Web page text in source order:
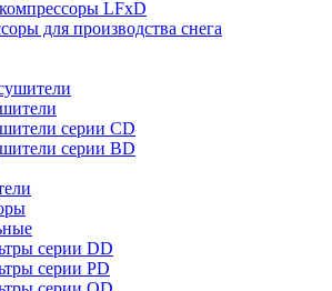
LFxD
для производства снега
серии CD
серии BD
серии DD
серии PD